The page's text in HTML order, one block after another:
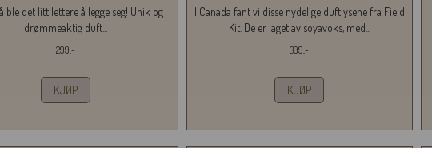
ble det litt lettere å legge seg! Unik og
drømmeaktig duft...
299,-
KJØP
I Canada fant vi disse nydelige duftlysene fra Field
Kit. De er laget av soyavoks, med...
399,-
KJØP